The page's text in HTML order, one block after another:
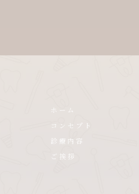
ホーム
コンセプト
診療内容
ご挨拶